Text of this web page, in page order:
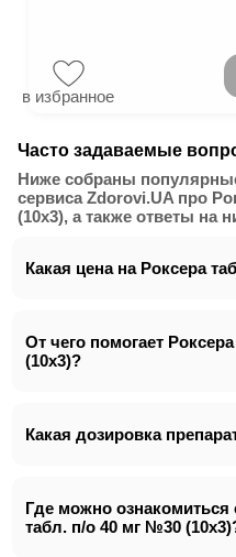
в избранное
Часто задаваемые
Ниже собраны
сервиса Zdorovi.UA про
(10х3), а также ответы на
Какая цена на Роксера
От чего помогает
(10х3)?
Какая дозировка
Где можно ознакомиться
табл. п/о 40 мг №30